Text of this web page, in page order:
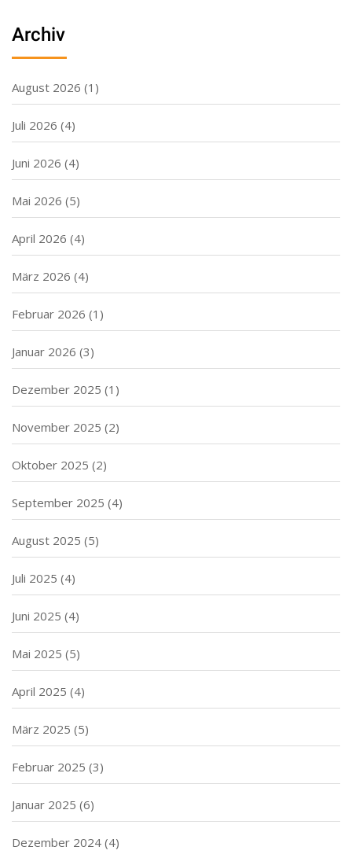
Archiv
August 2026 (1)
Juli 2026 (4)
Juni 2026 (4)
Mai 2026 (5)
April 2026 (4)
März 2026 (4)
Februar 2026 (1)
Januar 2026 (3)
Dezember 2025 (1)
November 2025 (2)
Oktober 2025 (2)
September 2025 (4)
August 2025 (5)
Juli 2025 (4)
Juni 2025 (4)
Mai 2025 (5)
April 2025 (4)
März 2025 (5)
Februar 2025 (3)
Januar 2025 (6)
Dezember 2024 (4)